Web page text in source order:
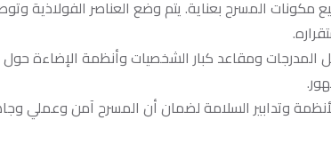
مكونات المسرح بعناية. يتم وضع العناصر الفولاذية
المدرجات ومقاعد كبار الشخصيات وأنظمة الإضاءة
وتدابير السلامة لضمان أن المسرح آمن وعملي